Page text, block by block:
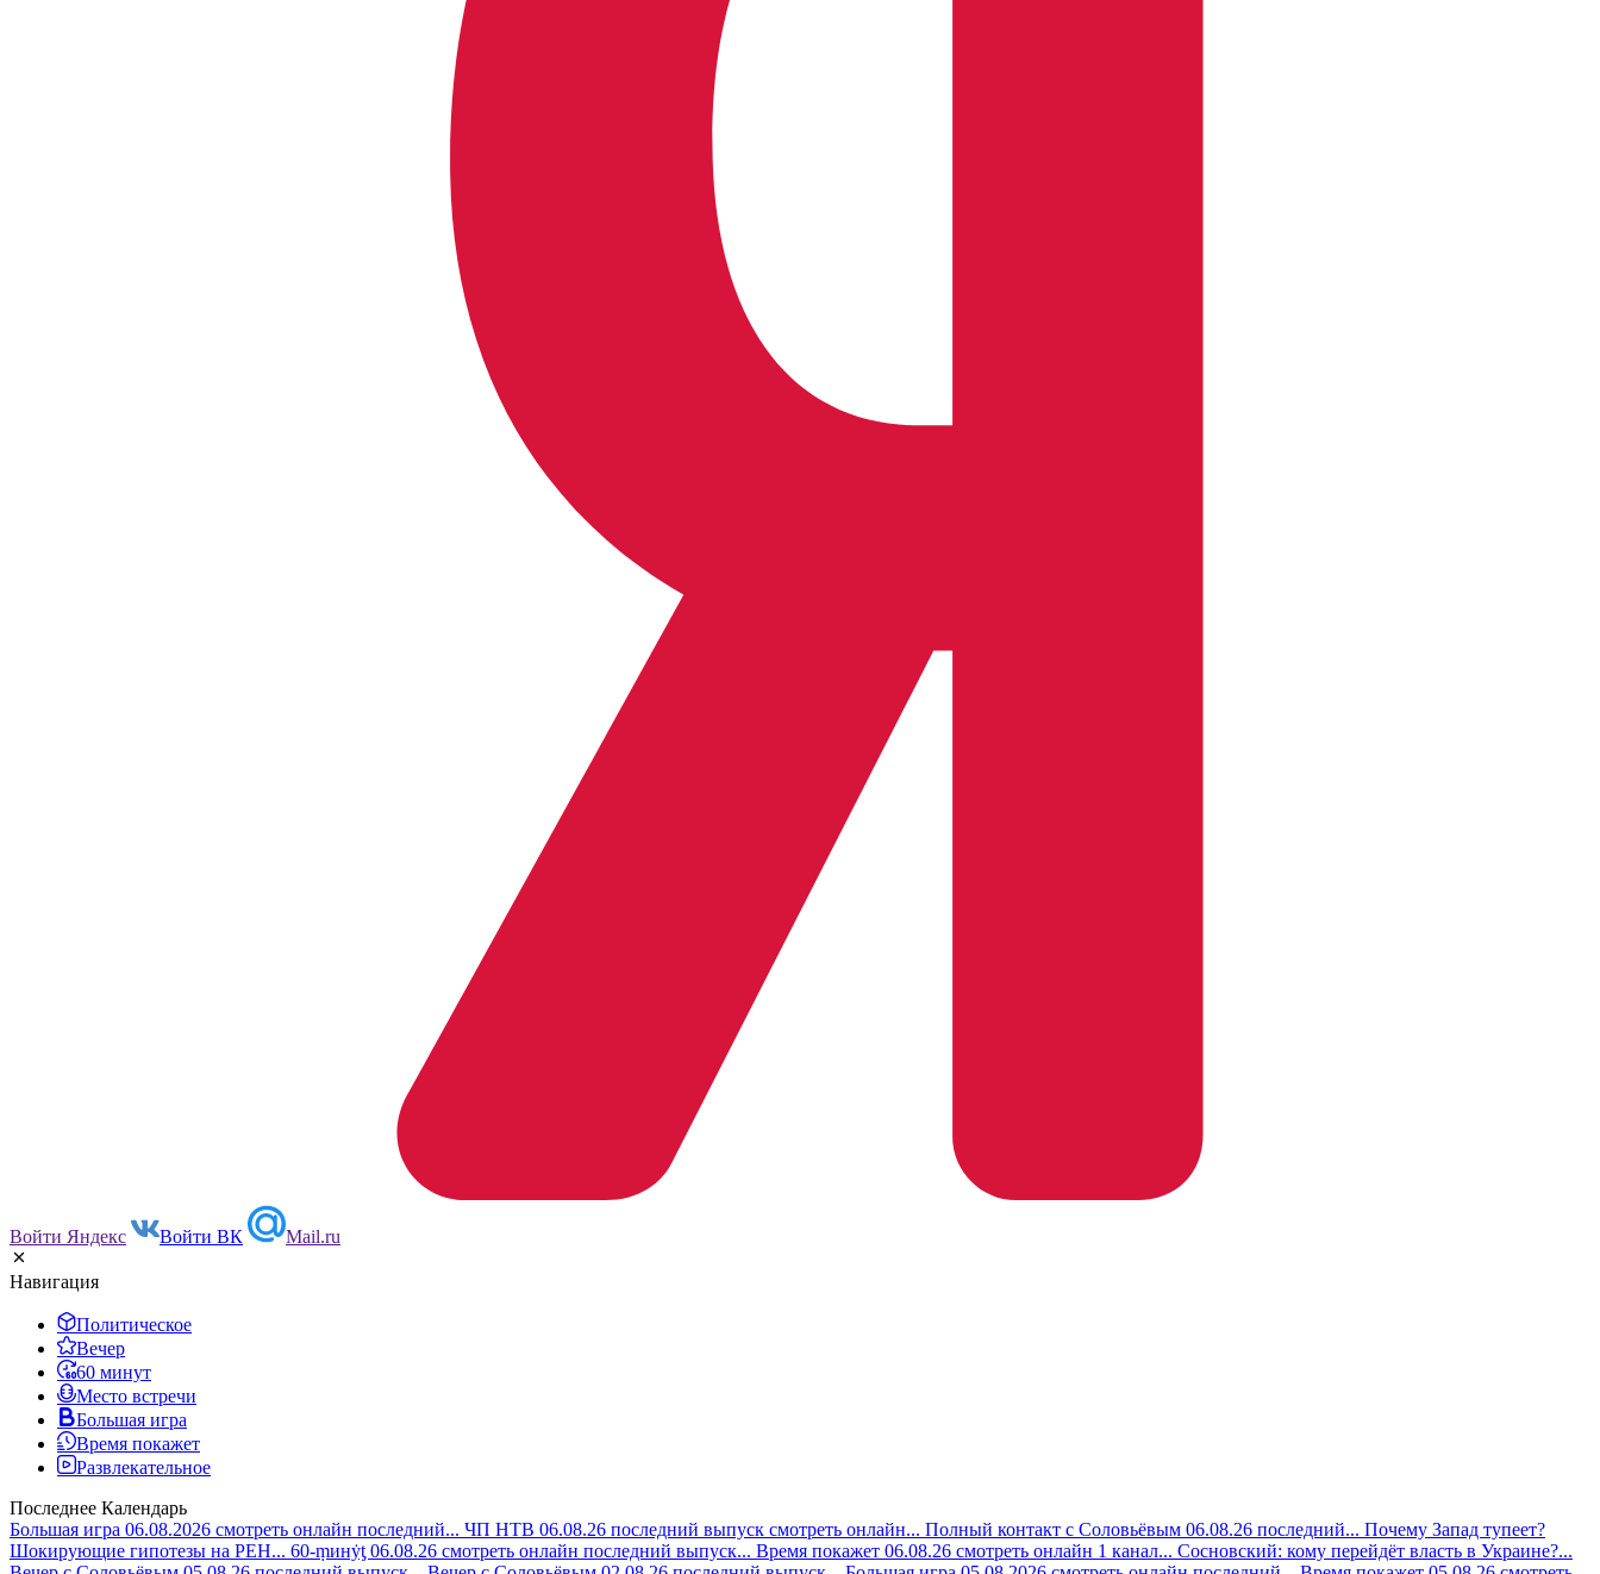
Войти Яндекс Войти ВК Mail.ru
Навигация
Политическое
Вечер
60 минут
Место встречи
Большая игра
Время покажет
Развлекательное
Последнее Календарь
Большая игра 06.08.2026 смотреть онлайн последний... ЧП НТВ 06.08.26 последний выпуск смотреть онлайн... Полный контакт с Соловьёвым 06.08.26 последний... Почему Запад тупеет?
Шокирующие гипотезы на РЕН... 60-ṃинẏƫ 06.08.26 смотреть онлайн последний выпуск... Время покажет 06.08.26 смотреть онлайн 1 канал... Сосновский: кому перейдёт власть в Украине?...